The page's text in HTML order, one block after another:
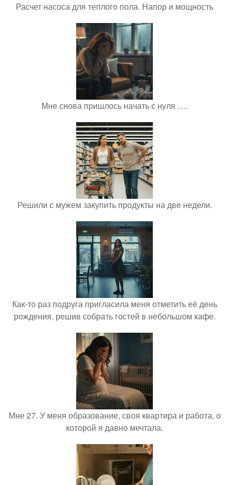
Расчет насоса для теплого пола. Напор и мощность
Мне снова пришлось начать с нуля ….
Решили с мужем закупить продукты на две недели.
Как-то раз подруга пригласила меня отметить её день
рождения, решив собрать гостей в небольшом кафе.
Мне 27. У меня образование, своя квартира и работа, о
которой я давно мечтала.